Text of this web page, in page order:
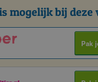
mogelijk bij deze
Pak